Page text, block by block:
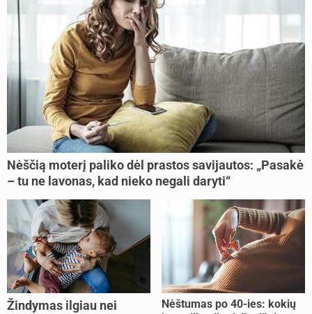
Nėščią moterį paliko dėl prastos savijautos: „Pasakė
– tu ne lavonas, kad nieko negali daryti“
Žindymas ilgiau nei
Nėštumas po 40-ies: kokių